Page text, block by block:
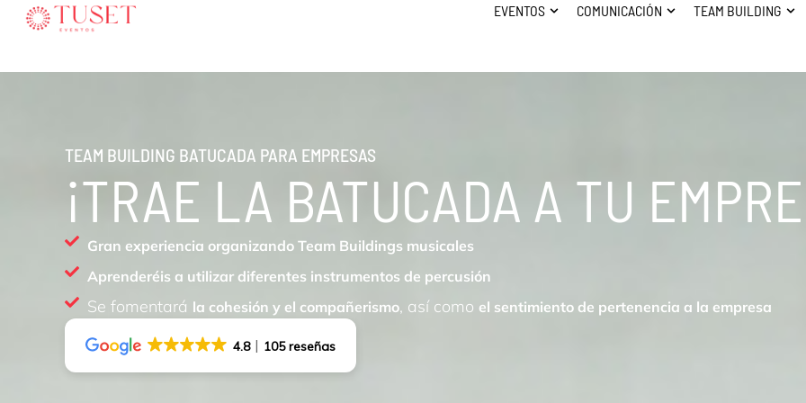
EVENTOS ABRIR EVENTOS
COMUNICACIÓN ABRIR COMUNICACIÓN
TEAM BUILDING
EVENTOS ABRIR EVENTOS
COMUNICACIÓN ABRIR COMUNICACIÓN
TEAM BUILDING
TEAM BUILDING BATUCADA PARA EMPRESAS
¡TRAE LA BATUCADA A TU
Gran experiencia organizando Team Buildings musicales
Aprenderéis a utilizar diferentes instrumentos de percusión
Se fomentará la cohesión y el compañerismo, así como el sentimiento de pertenencia a la empresa
4.8 105 reseñas